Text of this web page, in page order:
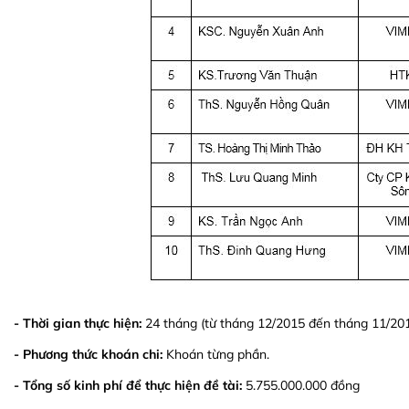
- Thời gian thực hiện: 24 tháng (từ tháng 12/2015 đến tháng 11/
- Phương thức khoán chi: Khoán từng phần.
- Tổng số kinh phí để thực hiện đề tài: 5.755.000.000 đồng